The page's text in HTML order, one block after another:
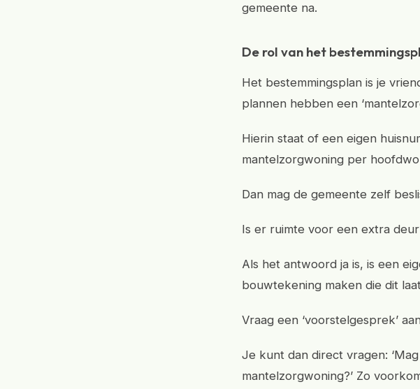
gemeente na.
De rol van het
Het bestemmingsplan is je
plannen hebben een
Hierin staat of een eigen
mantelzorgwoning per
Dan mag de gemeente zelf
Is er ruimte voor een extra
Als het antwoord ja is, is een
bouwtekening maken die dit
Vraag een ‘voorstelgesprek’
Je kunt dan direct vragen:
mantelzorgwoning?’ Zo